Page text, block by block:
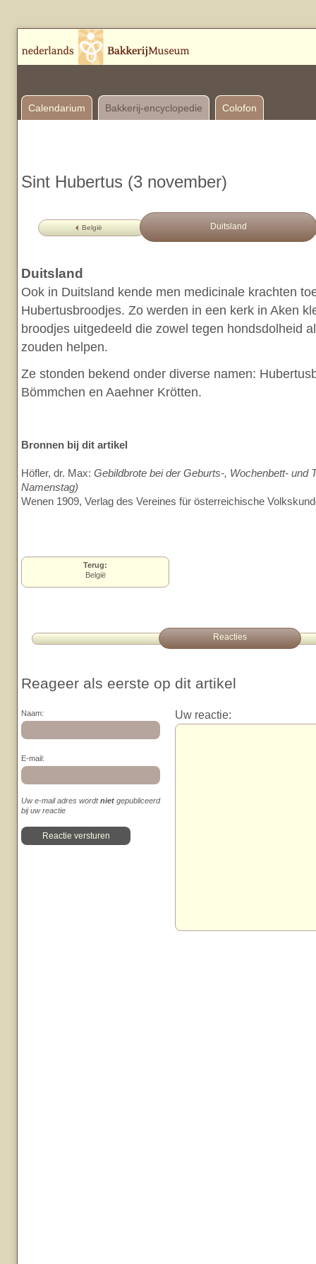
Calendarium Bakkerij-encyclopedie Colofon
Sint Hubertus (3 november)
België Duitsland
Duitsland
Ook in Duitsland kende men medicinale krachten
Hubertusbroodjes. Zo werden in een kerk in Aken
broodjes uitgedeeld die zowel tegen hondsdolheid
zouden helpen.
Ze stonden bekend onder diverse namen:
Bömmchen en Aaehner Krötten.
Bronnen bij dit artikel
Höfler, dr. Max: Gebildbrote bei der Geburts-, Wochenbett- und
Namenstag)
Wenen 1909, Verlag des Vereines für österreichische
Terug:
België
Reacties
Reageer als eerste op dit artikel
Naam:
E-mail:
Uw e-mail adres wordtniet gepubliceerd
bij uw reactie
Uw reactie: